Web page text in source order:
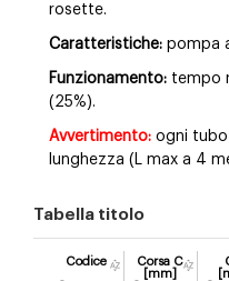
rosette.
Caratteristiche: pompa
Funzionamento: tempo
(25%).
Avvertimento: ogni tubo
lunghezza (L max a 4
Tabella titolo
Codice
Corsa C
[mm]